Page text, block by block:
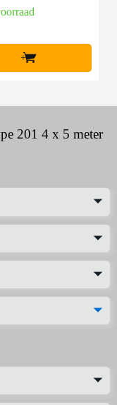
+
201 4 x 5 meter